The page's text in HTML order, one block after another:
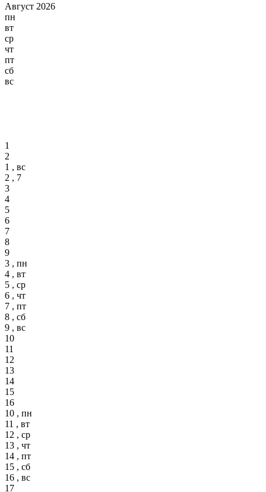
Август 2026
пн
вт
ср
чт
пт
сб
вс
1
2
1 , вс
2 , 7
3
4
5
6
7
8
9
3 , пн
4 , вт
5 , ср
6 , чт
7 , пт
8 , сб
9 , вс
10
11
12
13
14
15
16
10 , пн
11 , вт
12 , ср
13 , чт
14 , пт
15 , сб
16 , вс
17